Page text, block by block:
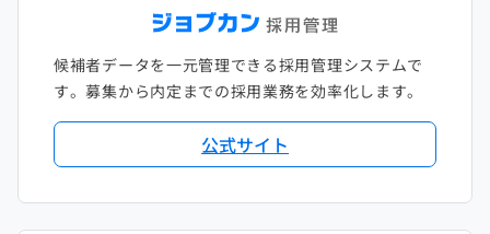
候補者データを一元管理できる採用管理システムで
す。募集から内定までの採用業務を効率化します。
公式サイト